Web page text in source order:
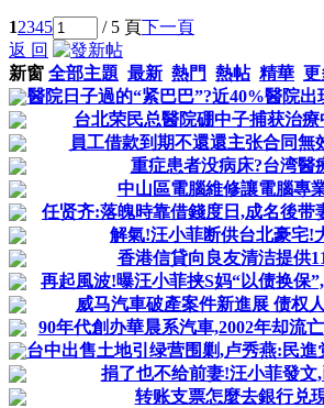
12345 / 5 頁下一頁
返 回
新窗 全部主題 最新 熱門 熱帖 精華 更
醫院日子過的“紧巴巴”?近40%醫院
台北荣民总醫院硼中子捕获治
員工借款到期不還還主张合同無
重症患者没病床?台湾醫
中山區電腦維修讓電腦專
任贤齐:落魄時靠借錢度日,成名後带
解氣!汪小菲断供台北豪宅!
香港信貸向良友清洁提供
再起風波!曝汪小菲挟S妈“以债换保
威马汽車破產案件新進展 债权
90年代創办華晨系汽車,2002年却流
台中出售土地引绿营围剿,卢秀燕:民進
捐了也不给前妻!汪小菲發文
转账支票怎麼去銀行兑